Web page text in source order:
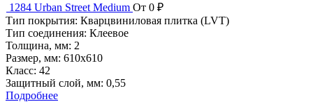
1284 Urban Street Medium От 0 ₽
Тип покрытия: Кварцвиниловая плитка (LVT)
Тип соединения: Клеевое
Толщина, мм: 2
Размер, мм: 610x610
Класс: 42
Защитный слой, мм: 0,55
Подробнее